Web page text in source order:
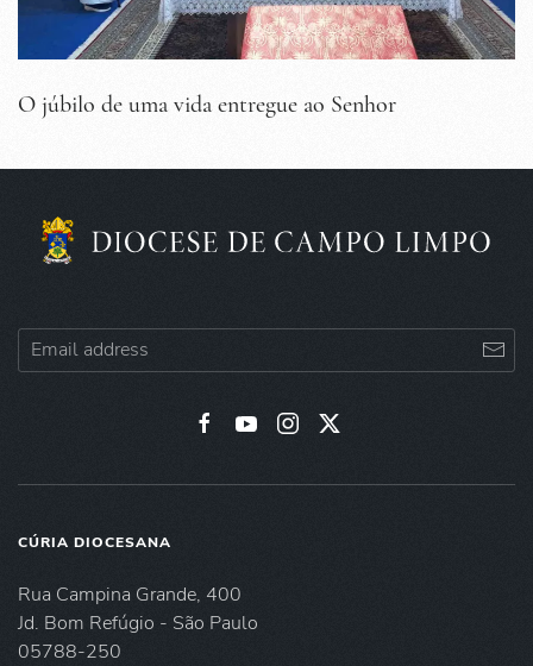
O júbilo de uma vida entregue ao Senhor
CÚRIA DIOCESANA
Rua Campina Grande, 400
Jd. Bom Refúgio - São Paulo
05788-250